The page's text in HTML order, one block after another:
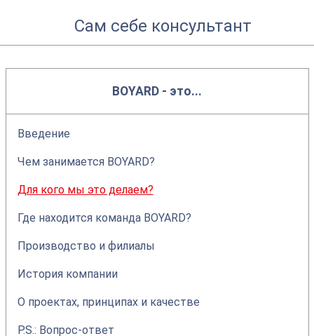
Сам себе консультант
BOYARD - это...
Введение
Чем занимается BOYARD?
Для кого мы это делаем?
Где находится команда BOYARD?
Производство и филиалы
История компании
О проектах, принципах и качестве
P.S.: Вопрос-ответ